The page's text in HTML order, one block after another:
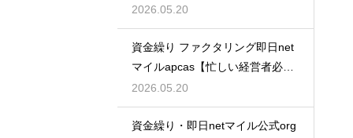
策】
2026.05.20
資金繰り ファクタリング即日net
マイルapcas【忙しい経営者必
見】
2026.05.20
資金繰り・即日netマイル公式org